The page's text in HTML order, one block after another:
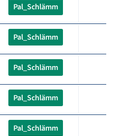
Pal_Schlämm
Pal_Schlämm
Pal_Schlämm
Pal_Schlämm
Pal_Schlämm